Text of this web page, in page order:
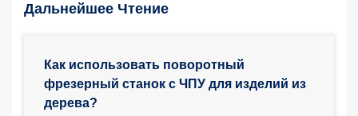
Дальнейшее Чтение
Как использовать поворотный
фрезерный станок с ЧПУ для изделий из
дерева?